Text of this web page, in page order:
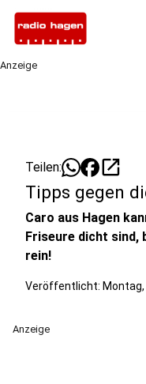
Anzeige
Teilen: open_in_new
Tipps gegen
Caro aus Hagen
Friseure dicht sind,
rein!
Veröffentlicht:
Anzeige